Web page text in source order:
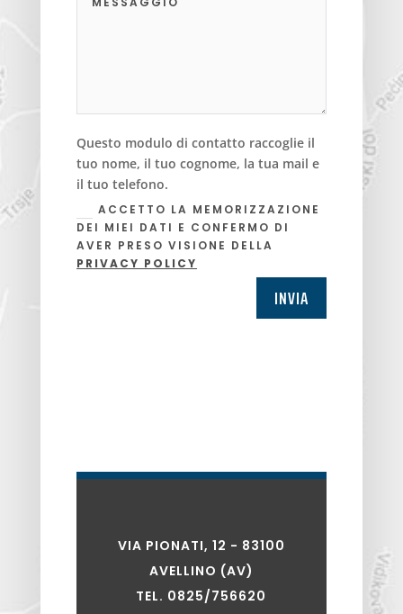
Questo modulo di contatto raccoglie il
tuo nome, il tuo cognome, la tua mail e
il tuo telefono.
ACCETTO LA MEMORIZZAZIONE
DEI MIEI DATI E CONFERMO DI
AVER PRESO VISIONE DELLA
PRIVACY POLICY
INVIA
VIA PIONATI, 12 - 83100
AVELLINO (AV)
TEL. 0825/756620